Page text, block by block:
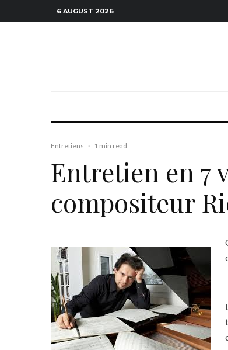
6 AUGUST 2026
Entretiens · 1 min read
Entretien en 7
compositeur